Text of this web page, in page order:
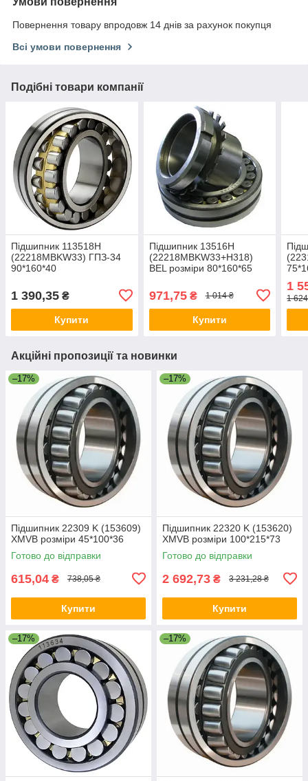
Повернення товару впродовж 14 днів за рахунок покупця
Всі умови повернення
Подібні товари компанії
Підшипник 113518H
(22218MBKW33) ГПЗ-34
90*160*40
1 390,35 ₴
Купити
Підшипник 13516Н
(22218MBKW33+H318)
BEL розміри 80*160*65
971,75₴ 1 014 ₴
Купити
1
1
Акційні пропозиції та новинки
–17%
Підшипник 22309 K (153609)
XMVB розміри 45*100*36
Готово до відправки
615,04 ₴ 738,05 ₴
Купити
–17%
Підшипник 22320 K (153620)
XMVB розміри 100*215*73
Готово до відправки
2 692,73 ₴ 3 231,28 ₴
Купити
–17% –17%